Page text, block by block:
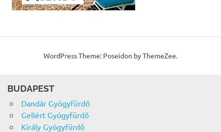
WordPress Theme: Poseidon by ThemeZee.
BUDAPEST
Dandár Gyógyfürdő
Gellért Gyógyfürdő
Király Gyógyfürdő